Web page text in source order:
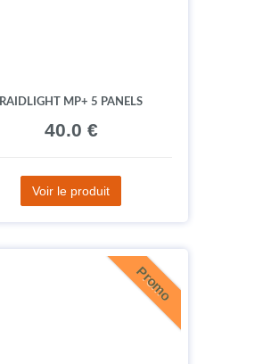
RAIDLIGHT MP+ 5 PANELS
40.0 €
Voir le produit
Promo